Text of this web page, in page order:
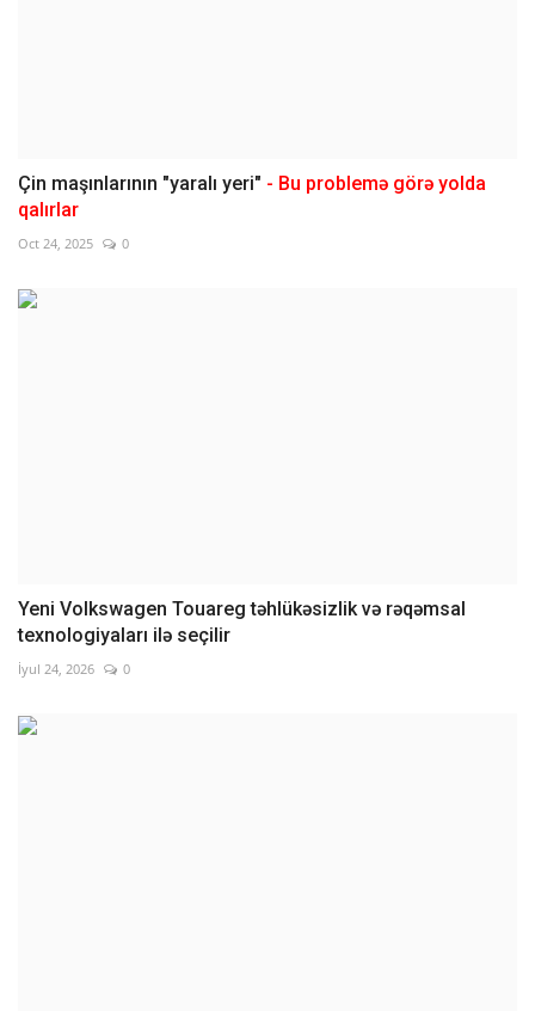
Çin maşınlarının "yaralı yeri" - Bu problemə görə yolda
qalırlar
Oct 24, 2025 0
Yeni Volkswagen Touareg təhlükəsizlik və rəqəmsal
texnologiyaları ilə seçilir
İyul 24, 2026 0